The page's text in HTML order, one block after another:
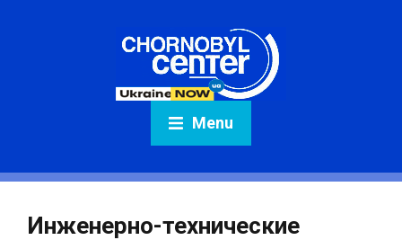
Menu
Инженерно-технические